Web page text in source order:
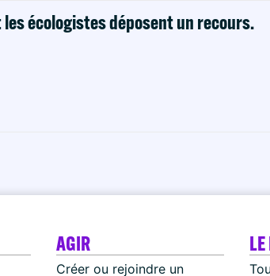
écologistes déposent un recours.
AGIR
Créer ou rejoindre un